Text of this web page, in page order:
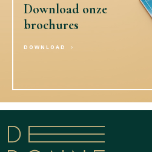
Download onze
brochures
DOWNLOAD